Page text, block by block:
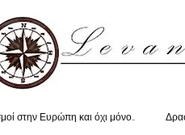
στην Ευρώπη και όχι μόνο..